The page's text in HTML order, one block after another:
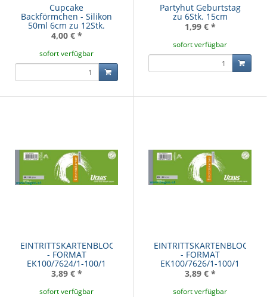
Cupcake
Backförmchen - Silikon
50ml 6cm zu 12Stk.
4,00 € *
sofort verfügbar
Partyhut Geburtstag
zu 6Stk. 15cm
1,99 € *
sofort verfügbar
EINTRITTSKARTENBLOCK
- FORMAT
EK100/7624/1-100/1
3,89 € *
sofort verfügbar
EINTRITTSKARTENBLOCK
- FORMAT
EK100/7626/1-100/1
3,89 € *
sofort verfügbar